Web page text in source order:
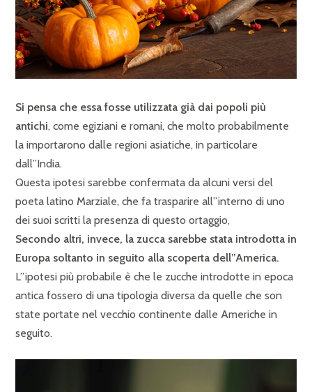
Si pensa che essa fosse utilizzata già dai popoli più
antichi, come egiziani e romani, che molto probabilmente
la importarono dalle regioni asiatiche, in particolare
dall”India.
Questa ipotesi sarebbe confermata da alcuni versi del
poeta latino Marziale, che fa trasparire all”interno di uno
dei suoi scritti la presenza di questo ortaggio,
Secondo altri, invece, la zucca sarebbe stata introdotta in
Europa soltanto in seguito alla scoperta dell”America.
L”ipotesi più probabile è che le zucche introdotte in epoca
antica fossero di una tipologia diversa da quelle che son
state portate nel vecchio continente dalle Americhe in
seguito.